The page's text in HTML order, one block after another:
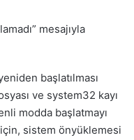
mesajıyla
başlatılması
ve system32 kayı
modda başlatmayı
sistem önyüklemesi